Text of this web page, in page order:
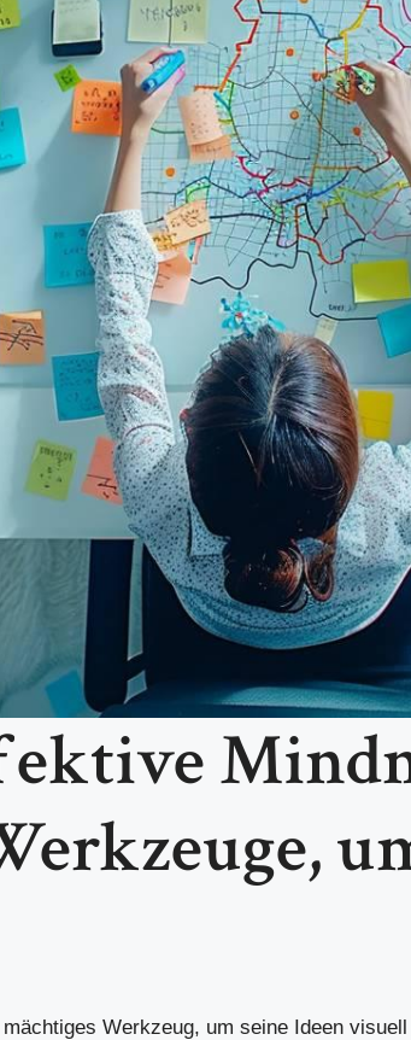
Werkzeug, um seine Ideen